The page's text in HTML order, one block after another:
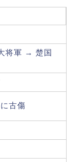
将軍 → 楚国
古傷